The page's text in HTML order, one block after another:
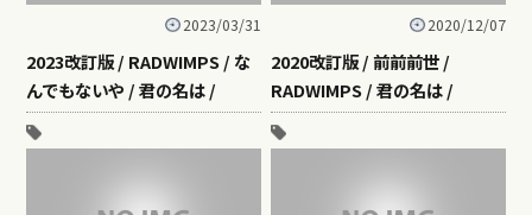
2023/03/31
2023改訂版 / RADWIMPS / な
んでもないや / 君の名は /
2020/12/07
2020改訂版 / 前前前世 /
RADWIMPS / 君の名は /